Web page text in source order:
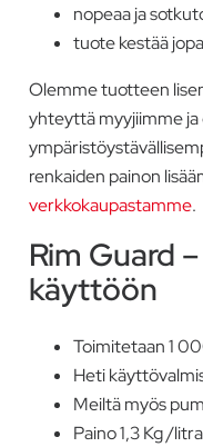
nopeaa ja
tuote kestää
Olemme tuotteen
yhteyttä myyjiimme
renkaiden painon
verkkokaupastamme.
Rim Guard
käyttöön
Toimitetaan 1
Heti
Meiltä myös
Paino 1,3 Kg /litra